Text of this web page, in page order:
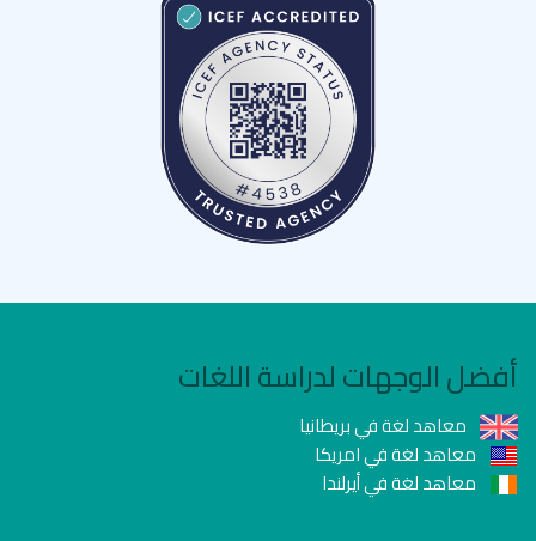
أفضل الوجهات لدراسة اللغات
معاهد لغة في بريطانيا
معاهد لغة في امريكا
معاهد لغة في أيرلندا